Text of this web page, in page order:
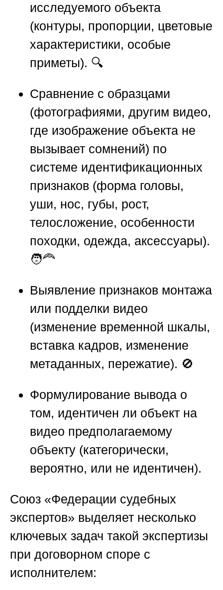
исследуемого объекта
(контуры, пропорции, цветовые
характеристики, особые
приметы). 🔍
Сравнение с образцами
(фотографиями, другим видео,
где изображение объекта не
вызывает сомнений) по
системе идентификационных
признаков (форма головы,
уши, нос, губы, рост,
телосложение, особенности
походки, одежда, аксессуары).
🧑‍🦰
Выявление признаков монтажа
или подделки видео
(изменение временной шкалы,
вставка кадров, изменение
метаданных, пережатие). 🚫
Формулирование вывода о
том, идентичен ли объект на
видео предполагаемому
объекту (категорически,
вероятно, или не идентичен).
Союз «Федерации судебных
экспертов» выделяет несколько
ключевых задач такой экспертизы
при договорном споре с
исполнителем: